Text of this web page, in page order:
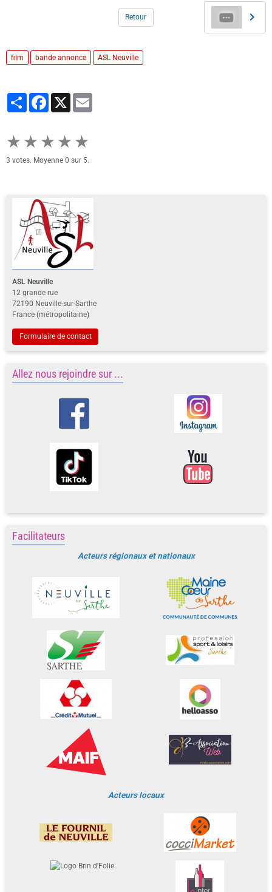
Retour
film bande annonce ASL Neuville
PartagerFacebook
X
★ ★ ★ ★ ★
3 votes. Moyenne 0 sur 5.
ASL Neuville
12 grande rue
72190 Neuville-sur-Sarthe
France (métropolitaine)
Formulaire de contact
Allez nous rejoindre sur ...
Facilitateurs
Acteurs régionaux et nationaux
Acteurs locaux